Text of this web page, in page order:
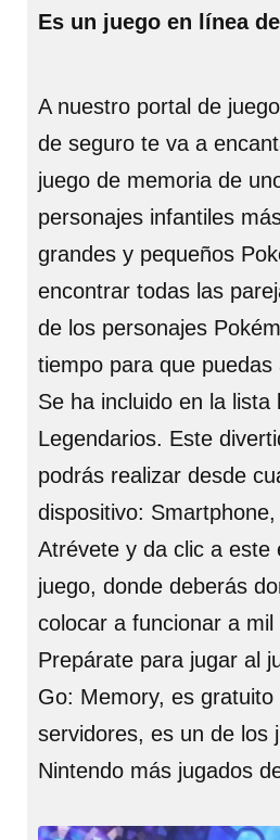
Es un juego en línea
A nuestro portal de
de seguro te va a
juego de memoria de
personajes infantiles
grandes y pequeños
encontrar todas las
de los personajes
tiempo para que puedas
Se ha incluido en la lista
Legendarios. Este
podrás realizar desde
dispositivo:
Atrévete y da clic a este
juego, donde deberás
colocar a funcionar a mil
Prepárate para jugar al
Go: Memory, es
servidores, es un de los
Nintendo más jugados